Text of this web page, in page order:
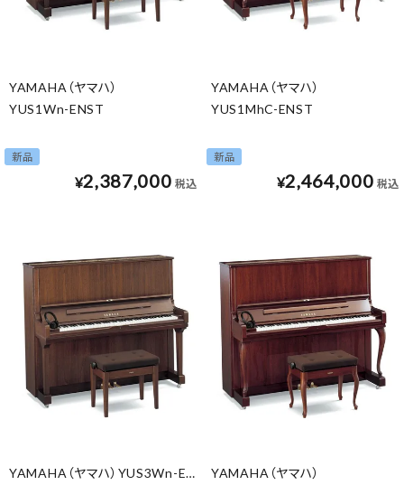
YAMAHA（ヤマハ）
YUS1Wn-ENST
新品
¥2,387,000 税込
YAMAHA（ヤマハ）
YUS1MhC-ENST
新品
¥2,464,000 税込
YAMAHA（ヤマハ）YUS3Wn-ENSTYAMAHA（ヤマハ）